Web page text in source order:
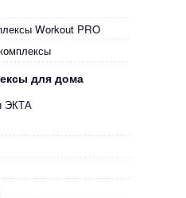
Workout PRO
для дома
ЭКТА